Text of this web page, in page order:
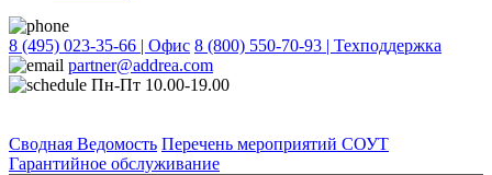
8 (495) 023-35-66 | Офис 8 (800) 550-70-93 | Техподдержка
partner@addrea.com
Пн-Пт 10.00-19.00
Сводная Ведомость Перечень мероприятий СОУТ
Гарантийное обслуживание